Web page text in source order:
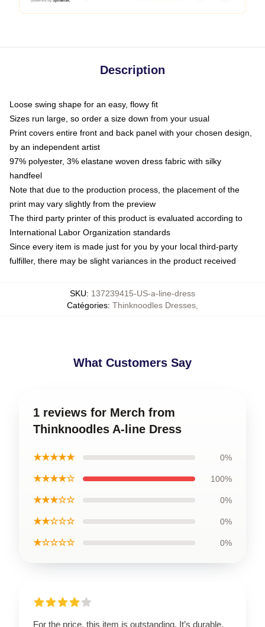
Description
Loose swing shape for an easy, flowy fit
Sizes run large, so order a size down from your usual
Print covers entire front and back panel with your chosen design,
by an independent artist
97% polyester, 3% elastane woven dress fabric with silky
handfeel
Note that due to the production process, the placement of the
print may vary slightly from the preview
The third party printer of this product is evaluated according to
International Labor Organization standards
Since every item is made just for you by your local third-party
fulfiller, there may be slight variances in the product received
SKU: 137239415-US-a-line-dress
Catégories: Thinknoodles Dresses
What Customers Say
1 reviews for Merch from
Thinknoodles A-line Dress
★★★★★ 0%
★★★★☆ 100%
★★★☆☆ 0%
★★☆☆☆ 0%
★☆☆☆☆ 0%
For the price, this item is outstanding. It’s durable,